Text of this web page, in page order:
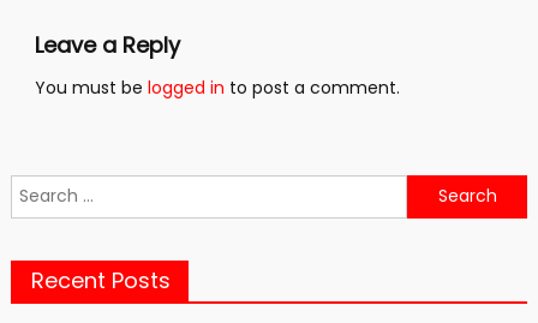
Leave a Reply
You must be logged in to post a comment.
Search
for:
Recent Posts